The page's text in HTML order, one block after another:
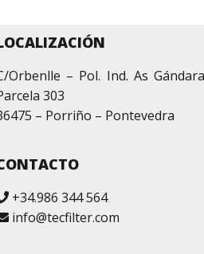
Orbenlle – Pol. Ind. As
303
– Porriño – Pontevedra
+34.986 344 564
info@tecfilter.com